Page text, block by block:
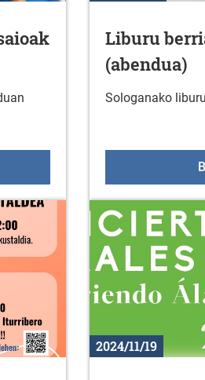
fisikoko taldeko saioak abenduan
Liburu
(abendua)
Sologanako
2024/11/19